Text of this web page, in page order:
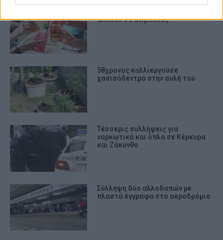
prevention, and other user protection.
αλκοόλ σε ανήλικους
58χρονος καλλιεργούσε
χασισόδεντρα στην αυλή του
Tέσσερις συλλήψεις για
ναρκωτικά και όπλα σε Κέρκυρα
και Ζάκυνθο
Σύλληψη δύο αλλοδαπών με
πλαστά έγγραφα στο αεροδρόμιο